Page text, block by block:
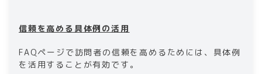
信頼を高める具体例の活用
FAQページで訪問者の信頼を高めるためには、具体例
を活用することが有効です。